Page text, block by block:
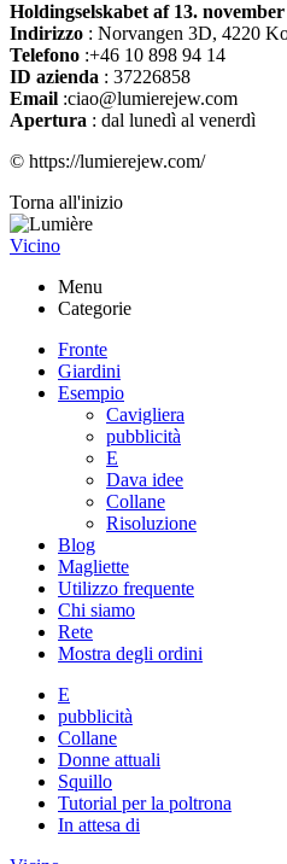
Holdingselskabet af 13.
Indirizzo : Norvangen 3D, 4220
Telefono :+46 10 898 94 14
ID azienda : 37226858
Email :ciao@lumierejew.com
Apertura : dal lunedì al venerdì
© https://lumierejew.com/
Torna all'inizio
Vicino
Menu
Categorie
Fronte
Giardini
Esempio
Cavigliera
pubblicità
E
Dava idee
Collane
Risoluzione
Blog
Magliette
Utilizzo frequente
Chi siamo
Rete
Mostra degli ordini
E
pubblicità
Collane
Donne attuali
Squillo
Tutorial per la poltrona
In attesa di